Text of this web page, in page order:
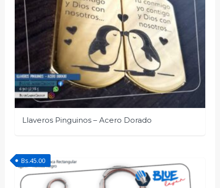
Llaveros Pinguinos – Acero Dorado
Bs.45.00